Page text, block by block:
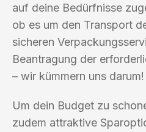
auf deine Bedürfnisse
ob es um den Transport
sicheren
Beantragung der
– wir kümmern uns darum!
Um dein Budget zu
zudem attraktive